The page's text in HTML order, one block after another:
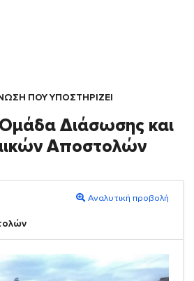
ΠΟΥ ΥΠΟΣΤΗΡΙΖΕΙ
Ομάδα Διάσωσης και
Αποστολών
Αναλυτική προβολή